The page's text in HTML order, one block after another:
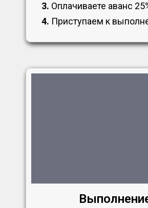
3. Оплачиваете аванс
4. Приступаем к